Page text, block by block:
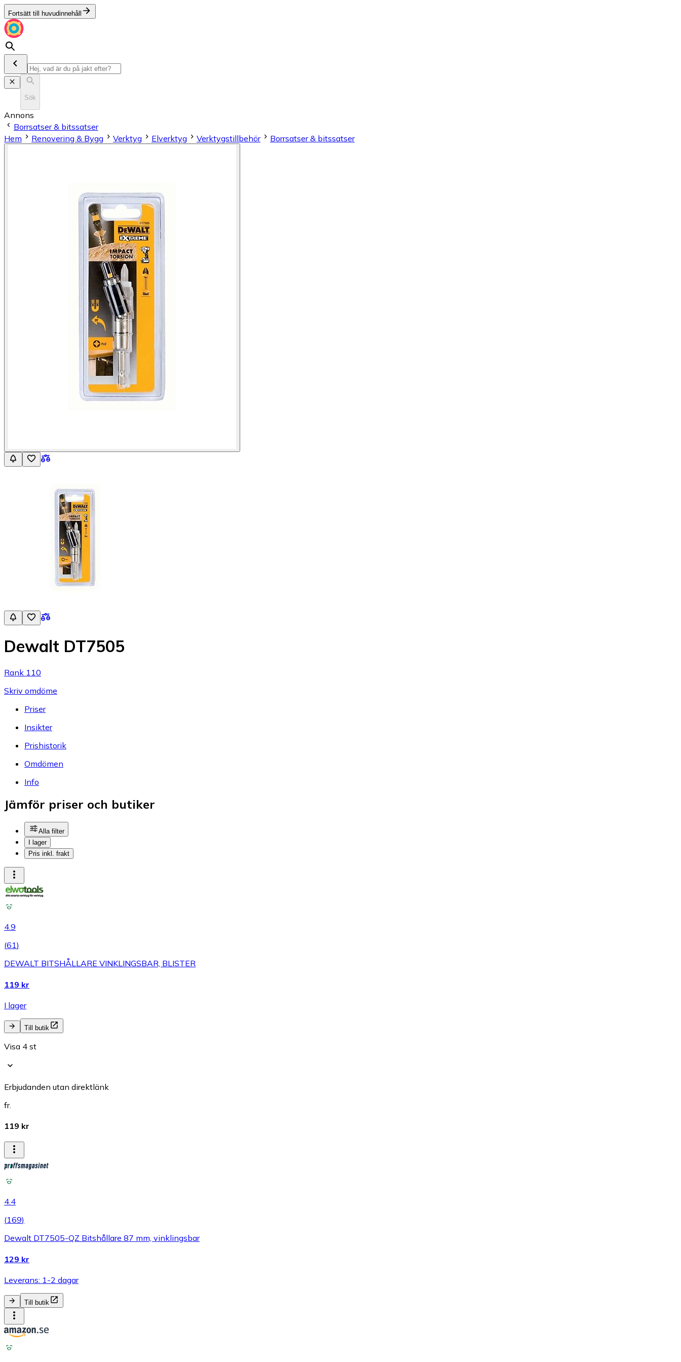
Fortsätt till huvudinnehåll
Sök
Annons
Borrsatser & bitssatser
Hem
Renovering & Bygg Verktyg Elverktyg Verktygstillbehör Borrsatser & bitssatser
Dewalt DT7505
Rank 110
Skriv omdöme
Priser
Insikter
Prishistorik
Omdömen
Info
Jämför priser och butiker
Alla filter
I lager
Pris inkl. frakt
4.9
(61)
DEWALT BITSHÅLLARE VINKLINGSBAR, BLISTER
119 kr
I lager
Till butik
Visa 4 st
Erbjudanden utan direktlänk
fr.
119 kr
4.4
(169)
Dewalt DT7505-QZ Bitshållare 87 mm, vinklingsbar
129 kr
Leverans: 1-2 dagar
Till butik